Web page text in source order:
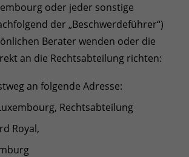
oder jeder sonstige
der „Beschwerdeführer“)
Berater wenden oder die
an die Rechtsabteilung richten:
an folgende Adresse:
Rechtsabteilung
Royal,